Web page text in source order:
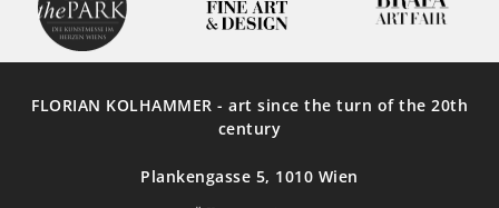
FLORIAN KOLHAMMER - art since the turn of the 20th
century
Plankengasse 5, 1010 Wien